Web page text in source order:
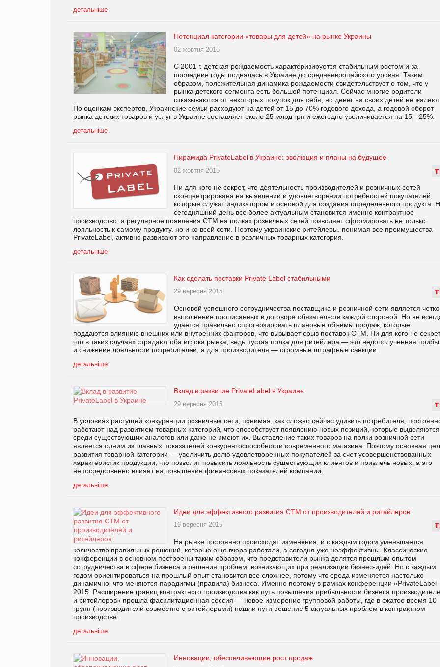
детальніше
Потенциал категории «товары для детей» на рынке Украины
02 жовтня 2015
С 2001 г. детская рождаемость характеризируется стабильным ростом и за
последние годы поднялась в Украине до среднеевропейского уровня. Таким
образом, положительная динамика рождаемости свидетельствует о том, что у
рынка детского сегмента есть большой потенциал. Сейчас многие родители
отказываются от некоторых покупок для себя, но денег на своих детей не жалеют.
По оценкам экспертов, Украинские семьи расходуют на детей от 15 до 70% годового дохода, а годовой оборот
рынка детских товаров и услуг в Украине составляет около 25 млрд грн и ежегодно увеличивается на 15—25%.
детальніше
Т
Пирамида PrivateLabel в Украине: эволюция и планы на будущее
02 жовтня 2015
Ни для кого не секрет, что деятельность производителей и розничных сетей
сконцентрирована на выявлении и удовлетворении потребностей покупателей,
которые служат индикатором и основой для создания определенного продукта.
сегодняшний день все более актуальным становится именно контрактное
производство, а регулярное появления СТМ на полках розничных сетей позволяет сформировать не только
лояльность к самому продукту, но и ко всей сети. Поэтому украинские ритейлеры, понимая все преимущества
PrivateLabel, активно развивают это направление в различных товарных категория.
детальніше
Т
Как сделать поставки Private Label стабильными
29 вересня 2015
Основой успешного сотрудничества поставщика и розничной сети является
выполнение прописанных в договоре обязательств каждой стороной. Но не
удается правильно спрогнозировать плановые объемы продаж, которые
поддаются влиянию внешних или внутренних факторов, что вызывает срыв поставок СТМ. Ни для кого не
что в таких случаях страдают оба игрока рынка, ведь пустая полка для ритейлера — это недополученная
и снижение лояльности потребителей, а для производителя — огромные штрафные санкции.
детальніше
Т
Вклад в развитие PrivateLabel в Украине
29 вересня 2015
В условиях растущей конкуренции розничные сети, понимая, как сложно сейчас удивить потребителя,
работают над развитием товарных категорий, что способствует появлению новых позиций, которые выделяются
среди существующих аналогов или даже не имеют их. Выставление таких товаров на полки розничной сети
является одним из главных показателей конкурентоспособности современного магазина. Поэтому основная
развития товарной категории — увеличить долю удовлетворенных покупателей за счет усовершенствованных
характеристик продукции, что позволит повысить лояльность существующих клиентов и привлечь новых, а это
непосредственно влияет на повышение финансовых показателей компании.
детальніше
Т
Идеи для эффективного развития СТМ от производителей и ритейлеров
16 вересня 2015
На рынке постоянно происходят изменения, и с каждым годом уменьшается
количество правильных решений, которые еще вчера работали, а сегодня уже неэффективны. Классические
конференции в основном построены таким образом, что представители рынка делятся прошлым опытом
сотрудничества в сфере бизнеса и решения проблем, возникающих при реализации бизнес-идей. Но с каждым
годом ориентироваться на прошлый опыт становится все сложнее, потому что среда изменяется настолько
динамично, что меняются парадигмы (правила) бизнеса. Именно поэтому в рамках конференции
2015: Расширение границ контрактного производства как путь повышения прибыльности бизнеса
и ритейлеров» прошла фасилитационная сессия — новое измерение групповой работы, где в сжатое время 10
групп (производители совместно с ритейлерами) нашли пути решение 5 актуальных проблем в контрактном
производстве.
детальніше
Инновации, обеспечивающие рост продаж